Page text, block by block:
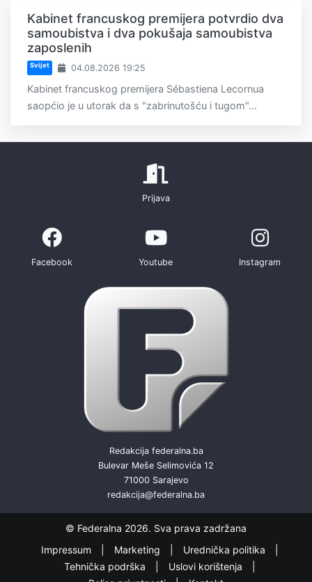
Kabinet francuskog premijera potvrdio dva
samoubistva i dva pokušaja samoubistva
zaposlenih
Svijet 04.08.2026 19:25
Kabinet francuskog premijera Sébastiena Lecornua
saopćio je u utorak da s "zabrinutošću i tugom"...
Prijava
Facebook Youtube Instagram
Redakcija federalna.ba
Bulevar Meše Selimovića 12
71000 Sarajevo
redakcija@federalna.ba
© Federalna 2026. Sva prava zadržana
Impressum
Marketing
Urednička politika
Tehnička podrška
Uslovi korištenja